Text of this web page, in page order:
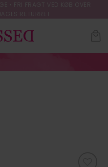
• FRI FRAGT VED KØB OVER
RETURRET